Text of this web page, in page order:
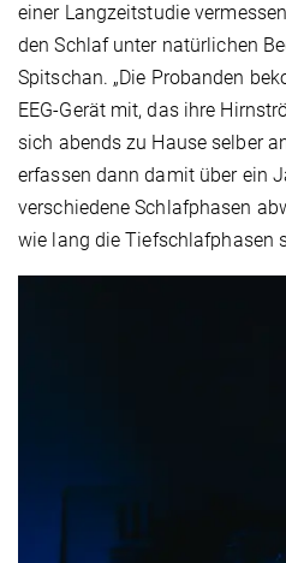
einer Langzeitstudie
den Schlaf unter natürlichen
Spitschan. „Die Probanden
EEG-Gerät mit, das ihre
sich abends zu Hause selber
erfassen dann damit über ein
verschiedene Schlafphasen
wie lang die Tiefschlafphasen